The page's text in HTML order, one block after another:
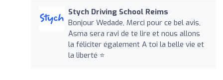
Stych Driving School Reims
Bonjour Wedade, Merci pour ce bel avis,
Asma sera ravi de te lire et nous allons
la féliciter également A toi la belle vie et
la liberté ⭐